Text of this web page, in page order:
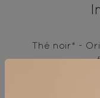
Thé noir* -